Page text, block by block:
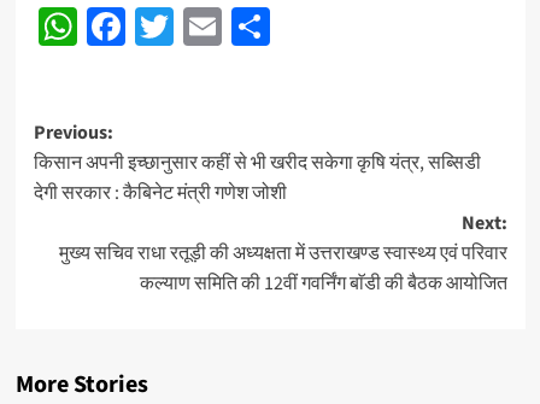
WhatsApp
Facebook
Twitter
EmailShare
Post
navigation
Previous:
किसान अपनी इच्छानुसार कहीं से भी खरीद सकेगा कृषि यंत्र, सब्सिडी
देगी सरकार : कैबिनेट मंत्री गणेश जोशी
Next:
मुख्य सचिव राधा रतूड़ी की अध्यक्षता में उत्तराखण्ड स्वास्थ्य एवं परिवार
कल्याण समिति की 12वीं गवर्निंग बाॅडी की बैठक आयोजित
More Stories